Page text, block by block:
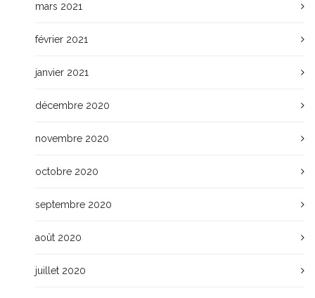
mars 2021
février 2021
janvier 2021
décembre 2020
novembre 2020
octobre 2020
septembre 2020
août 2020
juillet 2020